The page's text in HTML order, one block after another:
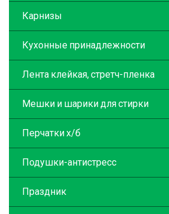
Карнизы
Кухонные принадлежности
Лента клейкая, стретч-пленка
Мешки и шарики для стирки
Перчатки х/б
Подушки-антистресс
Праздник